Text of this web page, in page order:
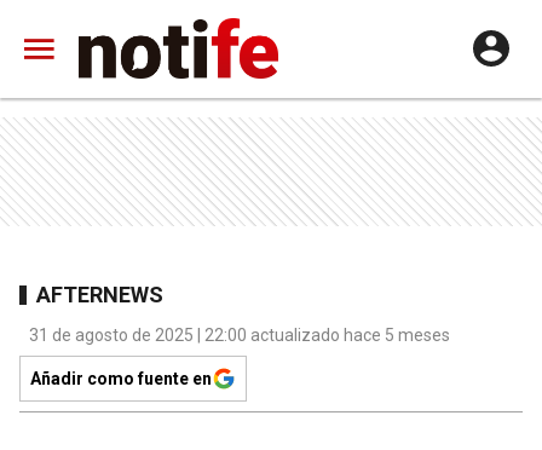
AFTERNEWS
31 de agosto de 2025 | 22:00 actualizado hace 5 meses
Añadir como fuente en